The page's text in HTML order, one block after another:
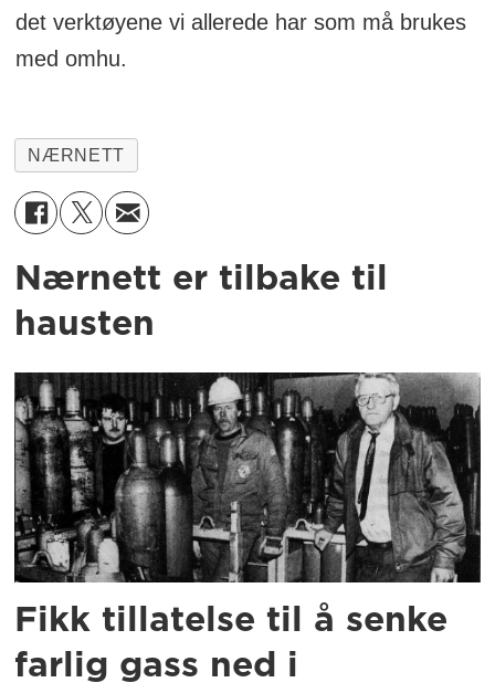
det verktøyene vi allerede har som må brukes
med omhu.
NÆRNETT
Nærnett er tilbake til
hausten
Fikk tillatelse til å senke
farlig gass ned i